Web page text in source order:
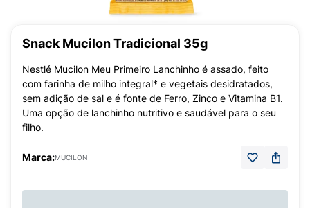
Snack Mucilon Tradicional 35g
Nestlé Mucilon Meu Primeiro Lanchinho é assado, feito
com farinha de milho integral* e vegetais desidratados,
sem adição de sal e é fonte de Ferro, Zinco e Vitamina B1.
Uma opção de lanchinho nutritivo e saudável para o seu
filho.
Marca:MUCILON